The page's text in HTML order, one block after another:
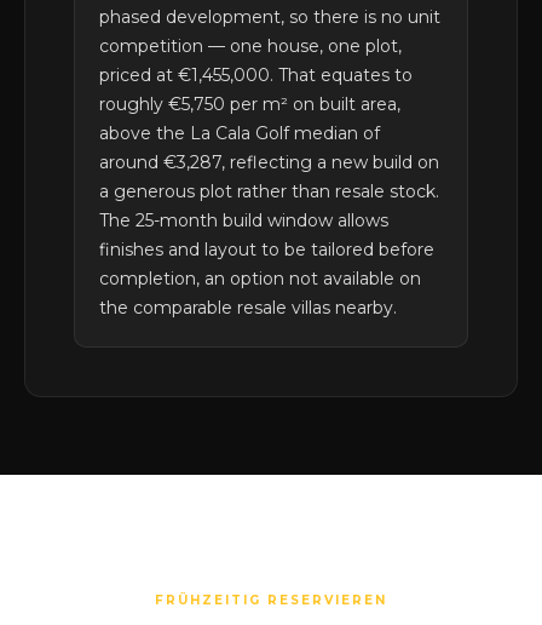
phased development, so there is no unit
competition — one house, one plot,
priced at €1,455,000. That equates to
roughly €5,750 per m² on built area,
above the La Cala Golf median of
around €3,287, reflecting a new build on
a generous plot rather than resale stock.
The 25-month build window allows
finishes and layout to be tailored before
completion, an option not available on
the comparable resale villas nearby.
FRÜHZEITIG RESERVIEREN